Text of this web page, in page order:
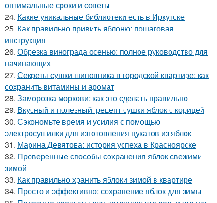
оптимальные сроки и советы
24. Какие уникальные библиотеки есть в Иркутске
25. Как правильно привить яблоню: пошаговая
инструкция
26. Обрезка винограда осенью: полное руководство для
начинающих
27. Секреты сушки шиповника в городской квартире: как
сохранить витамины и аромат
28. Заморозка моркови: как это сделать правильно
29. Вкусный и полезный: рецепт сушки яблок с корицей
30. Сэкономьте время и усилия с помощью
электросушилки для изготовления цукатов из яблок
31. Марина Девятова: история успеха в Красноярске
32. Проверенные способы сохранения яблок свежими
зимой
33. Как правильно хранить яблоки зимой в квартире
34. Просто и эффективно: сохранение яблок для зимы